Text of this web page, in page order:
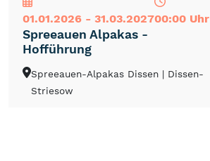
01.01.2026 - 31.03.202700:00 Uhr
Spreeauen Alpakas -
Hofführung
Spreeauen-Alpakas Dissen | Dissen-
Striesow